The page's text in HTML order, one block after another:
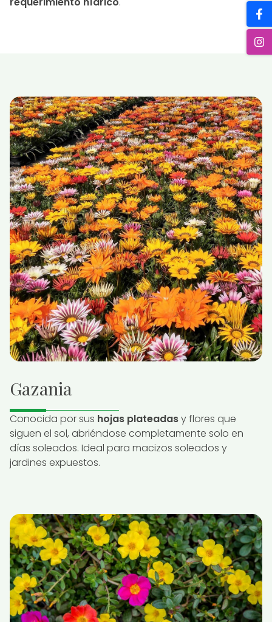
Gazania
Conocida por sus hojas plateadasy flores que
siguen el sol, abriéndose completamente solo en
días soleados. Ideal para macizos soleados y
jardines expuestos.